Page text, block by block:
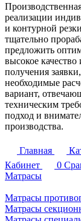
реализации
и контурной
тщательно
предложить
высокое
получения
необходимые
вариант,
техническим
подход и
производства.
Главная
Кабинет
0
Матрасы
Матрасы
Матрасы